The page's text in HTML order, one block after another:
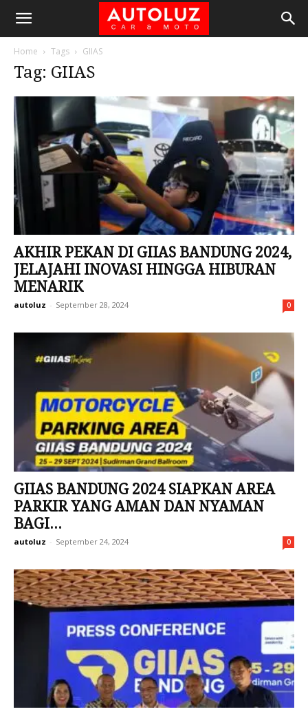
Home Tags GIIAS
Tag: GIIAS
AKHIR PEKAN DI GIIAS BANDUNG 2024,
JELAJAHI INOVASI HINGGA HIBURAN
MENARIK
autoluz - September 28, 2024 0
GIIAS BANDUNG 2024 SIAPKAN AREA
PARKIR YANG AMAN DAN NYAMAN
BAGI...
autoluz - September 24, 2024 0